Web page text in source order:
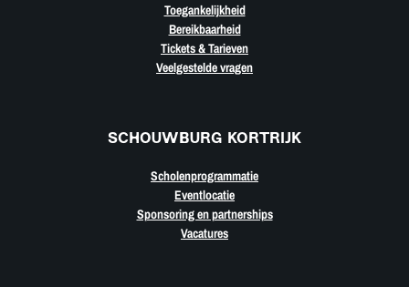
Toegankelijkheid
Bereikbaarheid
Tickets & Tarieven
Veelgestelde vragen
SCHOUWBURG KORTRIJK
Scholenprogrammatie
Eventlocatie
Sponsoring en partnerships
Vacatures